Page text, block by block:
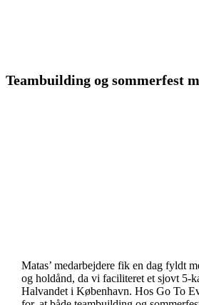
Teambuilding og sommerfest
Matas’ medarbejdere fik en dag fyldt
og holdånd, da vi faciliteret et sjovt 5-
Halvandet i København. Hos Go To